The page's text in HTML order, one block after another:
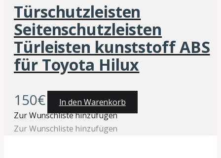
Türschutzleisten
Seitenschutzleisten
Türleisten kunststoff ABS
für Toyota Hilux
150€
In den Warenkorb
Zur Wunschliste hinzufügen
Zur Wunschliste hinzufügen